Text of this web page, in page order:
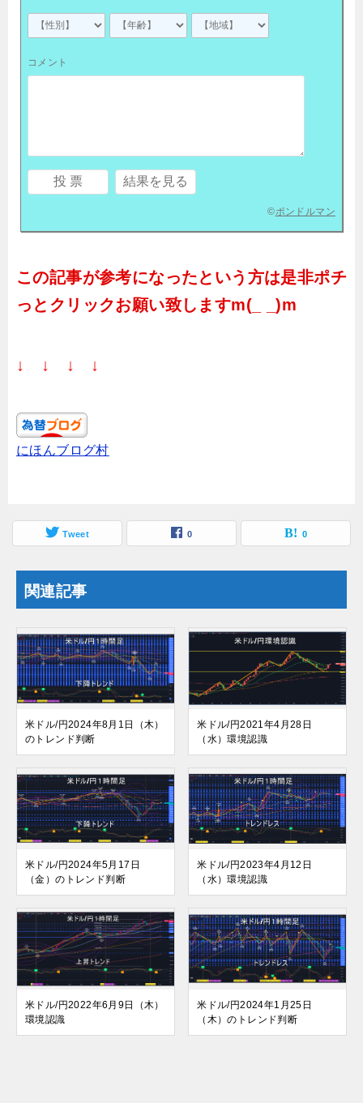
コメント
©ポンドルマン
この記事が参考になったという方は是非ポチ
っとクリックお願い致しますm(_ _)m
↓ ↓ ↓ ↓
にほんブログ村
Tweet 0 0
関連記事
米ドル/円2024年8月1日（木）
のトレンド判断
米ドル/円2021年4月28日
（水）環境認識
米ドル/円2024年5月17日
（金）のトレンド判断
米ドル/円2023年4月12日
（水）環境認識
米ドル/円2022年6月9日（木）
環境認識
米ドル/円2024年1月25日
（木）のトレンド判断